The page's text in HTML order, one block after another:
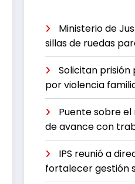
Ministerio de
sillas de ruedas
Solicitan
por violencia
Puente sobre el
de avance con
IPS reunió a
fortalecer gestión